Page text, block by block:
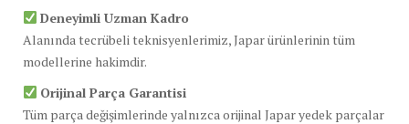
Deneyimli Uzman Kadro
Alanında tecrübeli teknisyenlerimiz, Japar ürünlerinin tüm
modellerine hakimdir.
Orijinal Parça Garantisi
Tüm parça değişimlerinde yalnızca orijinal Japar yedek parçalar